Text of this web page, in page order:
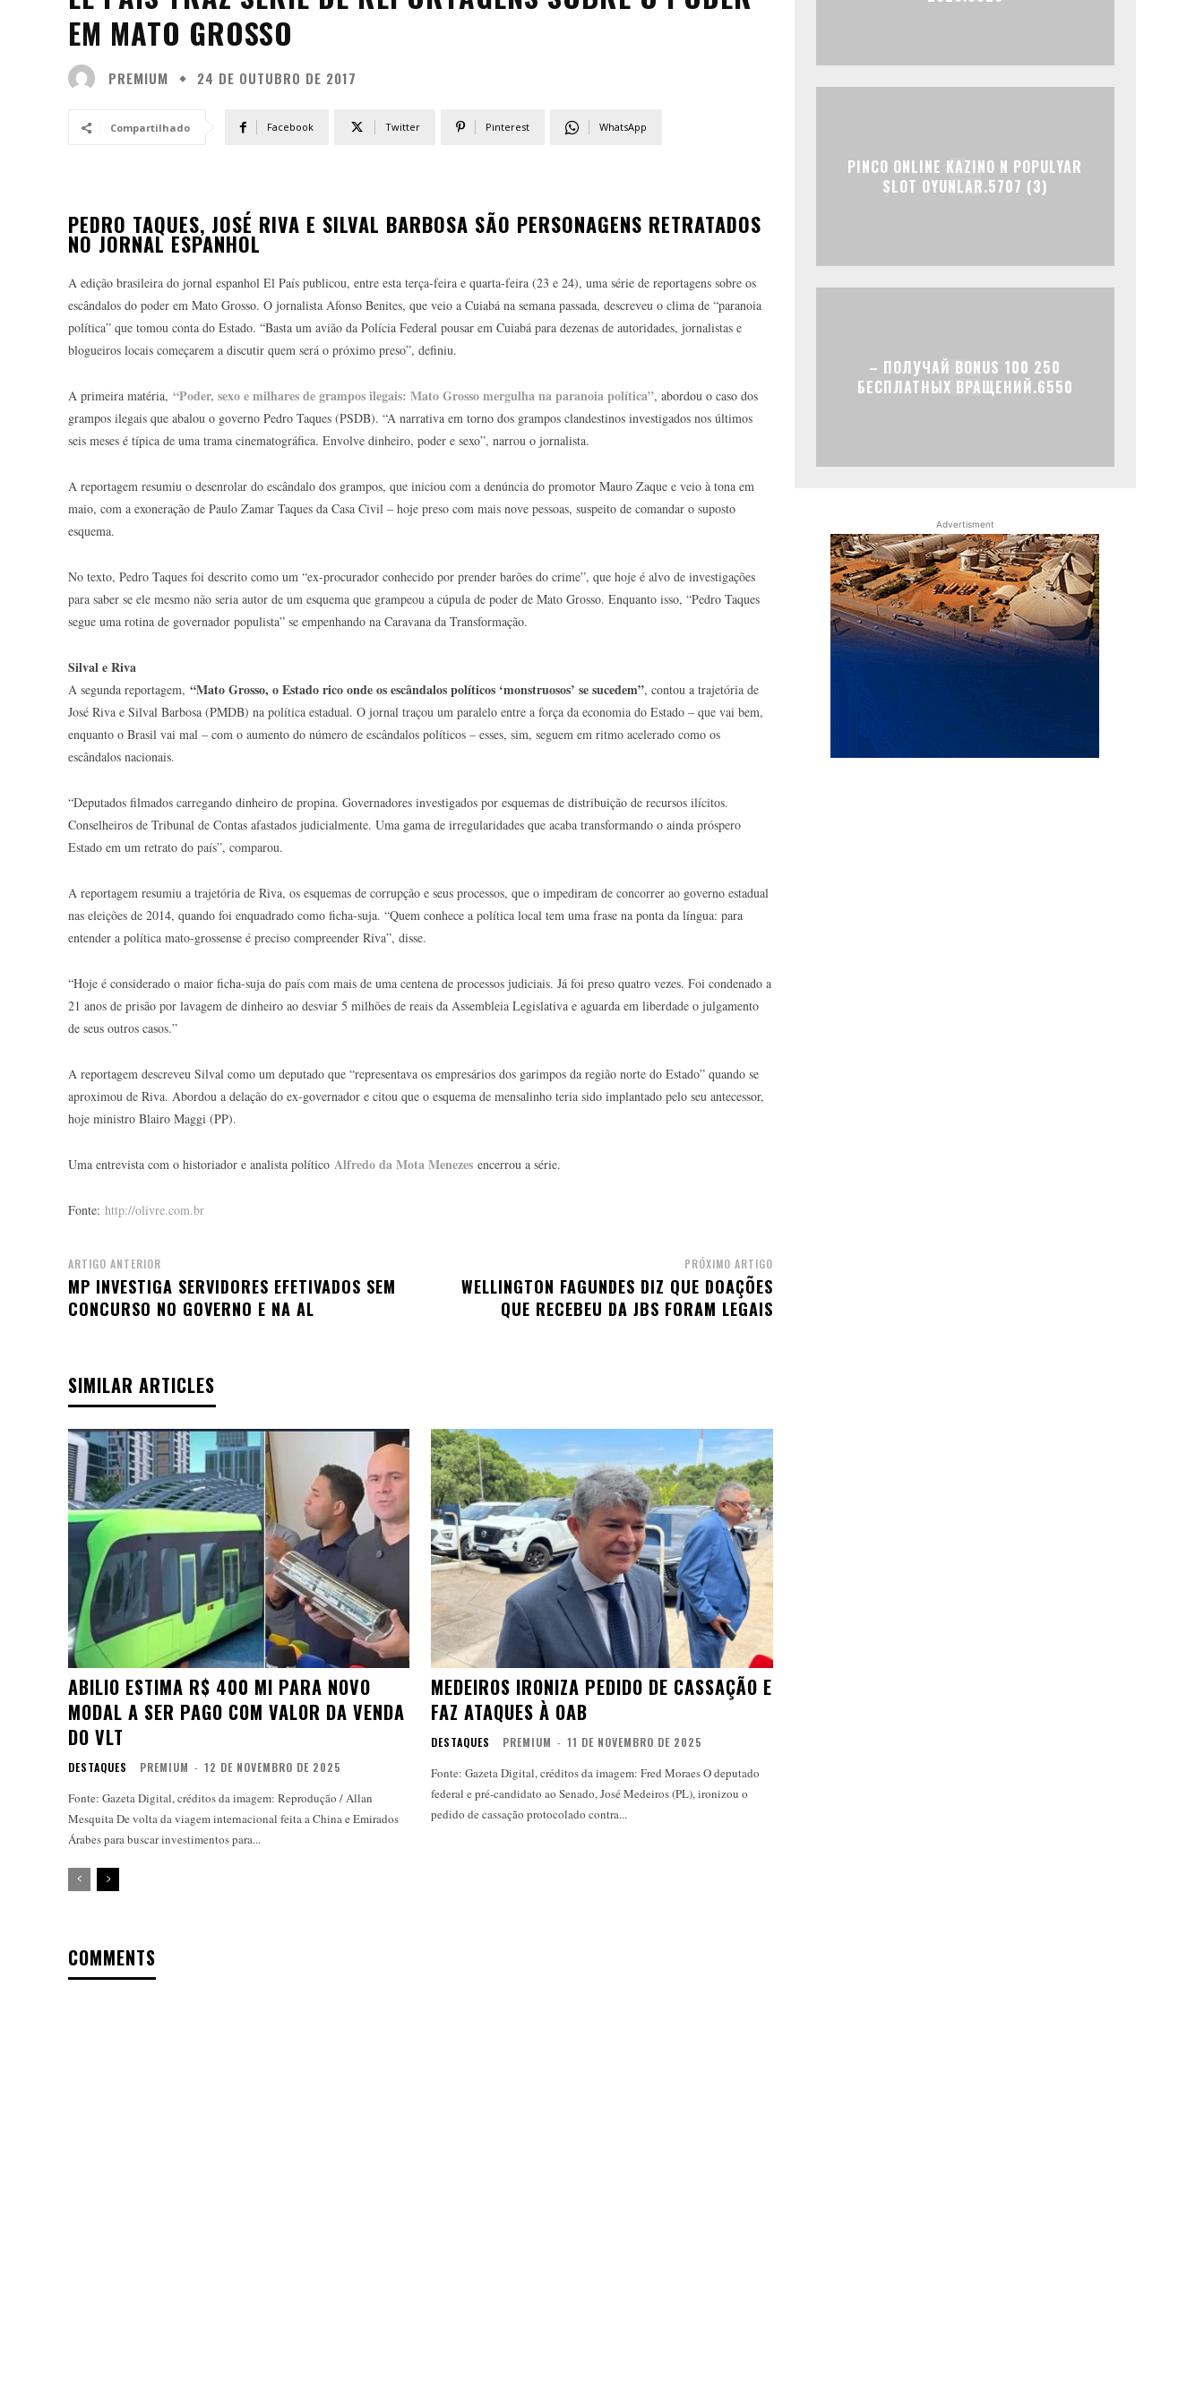
EM MATO GROSSO
PREMIUM 24 DE OUTUBRO DE 2017
Compartilhado Facebook Twitter Pinterest WhatsApp
PEDRO TAQUES, JOSÉ RIVA E SILVAL BARBOSA SÃO PERSONAGENS RETRATADOS
NO JORNAL ESPANHOL
A edição brasileira do jornal espanhol El País publicou, entre esta terça-feira e quarta-feira (23 e 24), uma série de reportagens sobre os
escândalos do poder em Mato Grosso. O jornalista Afonso Benites, que veio a Cuiabá na semana passada, descreveu o clima de “paranoia
política” que tomou conta do Estado. “Basta um avião da Polícia Federal pousar em Cuiabá para dezenas de autoridades, jornalistas e
blogueiros locais começarem a discutir quem será o próximo preso”, definiu.
A primeira matéria, “Poder, sexo e milhares de grampos ilegais: Mato Grosso mergulha na paranoia política”, abordou o caso dos
grampos ilegais que abalou o governo Pedro Taques (PSDB). “A narrativa em torno dos grampos clandestinos investigados nos últimos
seis meses é típica de uma trama cinematográfica. Envolve dinheiro, poder e sexo”, narrou o jornalista.
A reportagem resumiu o desenrolar do escândalo dos grampos, que iniciou com a denúncia do promotor Mauro Zaque e veio à tona em
maio, com a exoneração de Paulo Zamar Taques da Casa Civil – hoje preso com mais nove pessoas, suspeito de comandar o suposto
esquema.
No texto, Pedro Taques foi descrito como um “ex-procurador conhecido por prender barões do crime”, que hoje é alvo de investigações
para saber se ele mesmo não seria autor de um esquema que grampeou a cúpula de poder de Mato Grosso. Enquanto isso, “Pedro Taques
segue uma rotina de governador populista” se empenhando na Caravana da Transformação.
Silval e Riva
A segunda reportagem, “Mato Grosso, o Estado rico onde os escândalos políticos ‘monstruosos’ se sucedem”, contou a trajetória de
José Riva e Silval Barbosa (PMDB) na política estadual. O jornal traçou um paralelo entre a força da economia do Estado – que vai bem,
enquanto o Brasil vai mal – com o aumento do número de escândalos políticos – esses, sim, seguem em ritmo acelerado como os
escândalos nacionais.
“Deputados filmados carregando dinheiro de propina. Governadores investigados por esquemas de distribuição de recursos ilícitos.
Conselheiros de Tribunal de Contas afastados judicialmente. Uma gama de irregularidades que acaba transformando o ainda próspero
Estado em um retrato do país”, comparou.
A reportagem resumiu a trajetória de Riva, os esquemas de corrupção e seus processos, que o impediram de concorrer ao governo estadual
nas eleições de 2014, quando foi enquadrado como ficha-suja. “Quem conhece a política local tem uma frase na ponta da língua: para
entender a política mato-grossense é preciso compreender Riva”, disse.
“Hoje é considerado o maior ficha-suja do país com mais de uma centena de processos judiciais. Já foi preso quatro vezes. Foi condenado a
21 anos de prisão por lavagem de dinheiro ao desviar 5 milhões de reais da Assembleia Legislativa e aguarda em liberdade o julgamento
de seus outros casos.”
A reportagem descreveu Silval como um deputado que “representava os empresários dos garimpos da região norte do Estado” quando se
aproximou de Riva. Abordou a delação do ex-governador e citou que o esquema de mensalinho teria sido implantado pelo seu antecessor,
hoje ministro Blairo Maggi (PP).
Uma entrevista com o historiador e analista político Alfredo da Mota Menezes encerrou a série.
Fonte: http://olivre.com.br
ARTIGO ANTERIOR
MP INVESTIGA SERVIDORES EFETIVADOS SEM
CONCURSO NO GOVERNO E NA AL
PRÓXIMO ARTIGO
WELLINGTON FAGUNDES DIZ QUE DOAÇÕES
QUE RECEBEU DA JBS FORAM LEGAIS
SIMILAR ARTICLES
ABILIO ESTIMA R$ 400 MI PARA NOVO
MODAL A SER PAGO COM VALOR DA VENDA
DO VLT
DESTAQUES PREMIUM - 12 DE NOVEMBRO DE 2025
Fonte: Gazeta Digital, créditos da imagem: Reprodução / Allan
Mesquita De volta da viagem internacional feita a China e Emirados
Árabes para buscar investimentos para...
MEDEIROS IRONIZA PEDIDO DE CASSAÇÃO E
FAZ ATAQUES À OAB
DESTAQUES PREMIUM - 11 DE NOVEMBRO DE 2025
Fonte: Gazeta Digital, créditos da imagem: Fred Moraes O deputado
federal e pré-candidato ao Senado, José Medeiros (PL), ironizou o
pedido de cassação protocolado contra...
COMMENTS
PINCO ONLINE KAZINO N POPULYAR
SLOT OYUNLAR.5707 (3)
– ПОЛУЧАЙ BONUS 100 250
БЕСПЛАТНЫХ ВРАЩЕНИЙ.6550
Advertisment